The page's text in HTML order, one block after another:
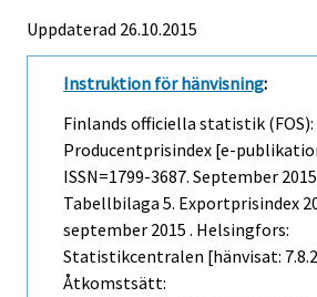
Uppdaterad 26.10.2015
Instruktion för hänvisning:
Finlands officiella statistik (FOS):
Producentprisindex [e-
ISSN=1799-3687. September
Tabellbilaga 5. Exportprisindex
september 2015 . Helsingfors:
Statistikcentralen [hänvisat:
Åtkomstsätt: